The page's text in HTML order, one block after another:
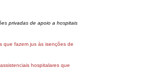
privadas de apoio a hospitais
que fazem jus às isenções de
hospitalares que